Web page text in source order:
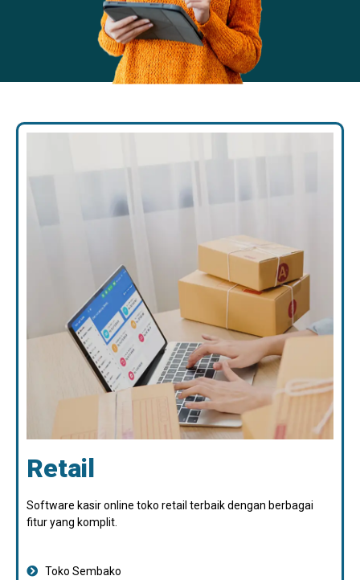
Retail
Software kasir online toko retail terbaik dengan berbagai
fitur yang komplit.
Toko Sembako